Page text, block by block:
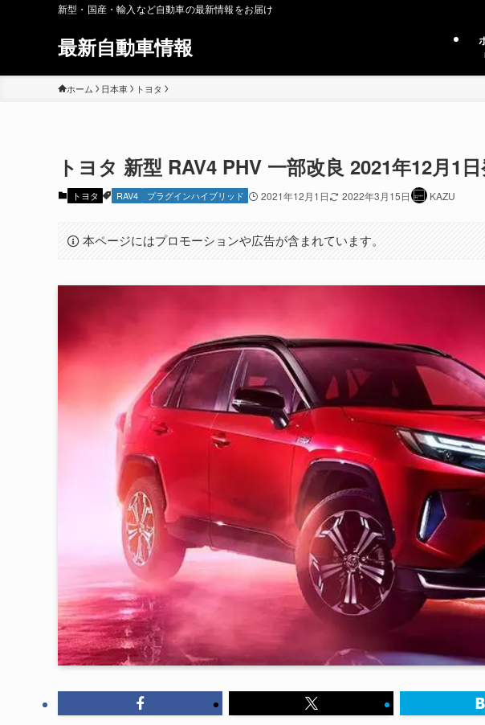
新型・国産・輸入など自動車の最新情報をお届け
最新自動車情報
ホーム 日本車 トヨタ
トヨタ 新型 RAV4 PHV 一部改良 2021年12月1
トヨタ RAV4 プラグインハイブリッド 2021年12月1日 2022年3月15日 KAZU
本ページにはプロモーションや広告が含まれています。